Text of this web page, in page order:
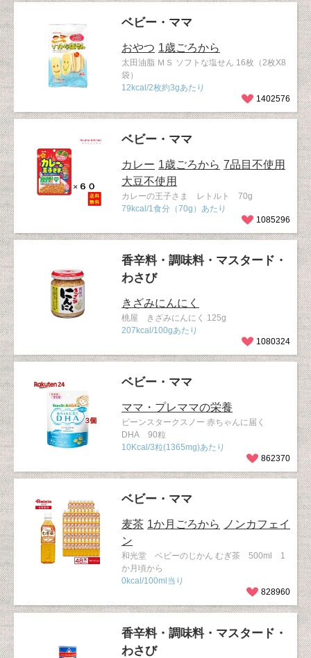
ベビー・ママ
おやつ 1歳ごろから
太田油脂 ＭＳ ソフトな塩せん 16枚（2枚X8
袋）
12kcal/2枚約3gあたり
1402576
ベビー・ママ
カレー 1歳ごろから 7品目不使用
大豆不使用
カレーの王子さま レトルト 70g
79kcal/1食分（70g）あたり
1085296
香辛料・調味料・マスタード・
わさび
きざみにんにく
桃屋 きざみにんにく 125g
207kcal/100gあたり
1080324
ベビー・ママ
ママ・プレママの栄養
ビーンスタークスノー 赤ちゃんに届く
DHA 90粒
10Kcal/3粒(1365mg)あたり
862370
ベビー・ママ
麦茶 1か月ごろから
ノンカフェイ
ン
和光堂 ベビーのじかん むぎ茶 500ml 1
か月頃から
0kcal/100ml当り
828960
香辛料・調味料・マスタード・
わさび